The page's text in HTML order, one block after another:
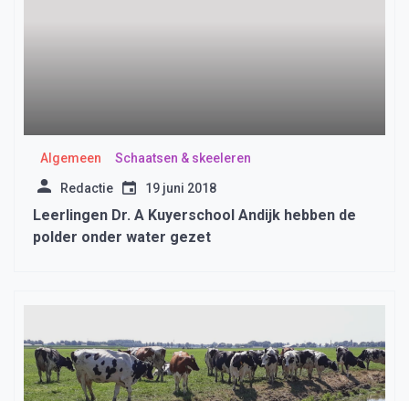
Algemeen Schaatsen & skeeleren
Redactie 19 juni 2018
Leerlingen Dr. A Kuyerschool Andijk hebben de
polder onder water gezet